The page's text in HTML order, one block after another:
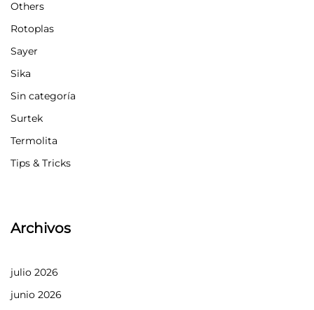
Others
Rotoplas
Sayer
Sika
Sin categoría
Surtek
Termolita
Tips & Tricks
Archivos
julio 2026
junio 2026